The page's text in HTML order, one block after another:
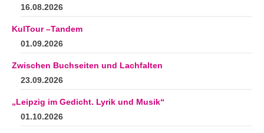
16.08.2026
KulTour –Tandem
01.09.2026
Zwischen Buchseiten und Lachfalten
23.09.2026
„Leipzig im Gedicht. Lyrik und Musik“
01.10.2026